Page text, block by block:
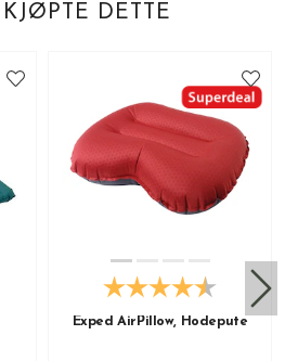
DETTE
Exped AirPillow, Hodepute